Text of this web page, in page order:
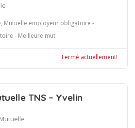
Mutuelle employeur obligatoire -
- Meilleure mut
Fermé actuellement!
TNS – Yvelin